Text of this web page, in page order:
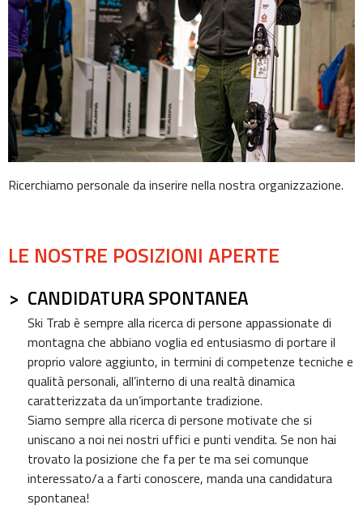
Ricerchiamo personale da inserire nella nostra organizzazione.
LE NOSTRE POSIZIONI APERTE
CANDIDATURA SPONTANEA
Ski Trab è sempre alla ricerca di persone appassionate di
montagna che abbiano voglia ed entusiasmo di portare il
proprio valore aggiunto, in termini di competenze tecniche e
qualità personali, all’interno di una realtà dinamica
caratterizzata da un’importante tradizione.
Siamo sempre alla ricerca di persone motivate che si
uniscano a noi nei nostri uffici e punti vendita. Se non hai
trovato la posizione che fa per te ma sei comunque
interessato/a a farti conoscere, manda una candidatura
spontanea!